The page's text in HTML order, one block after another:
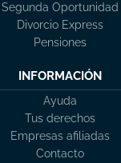
Segunda Oportunidad
Divorcio Express
Pensiones
INFORMACIÓN
Ayuda
Tus derechos
Empresas afiliadas
Contacto